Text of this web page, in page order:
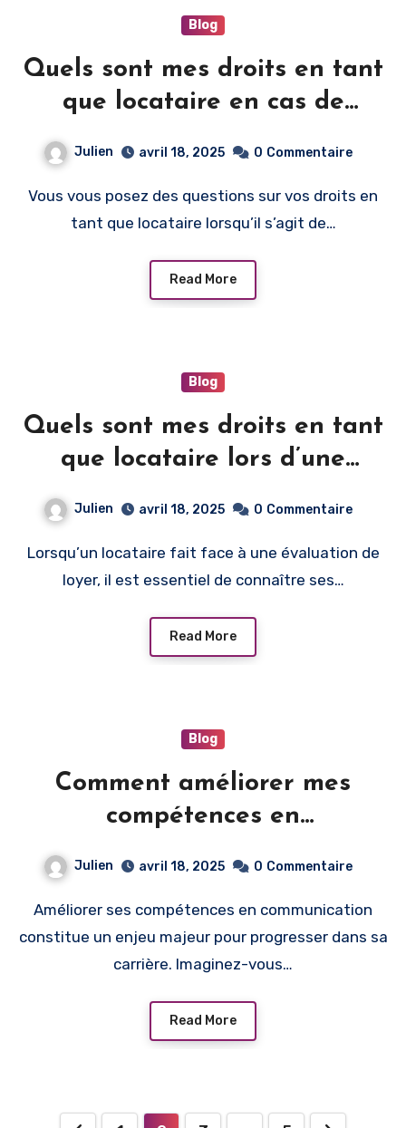
Blog
Quels sont mes droits en tant
que locataire en cas de
travaux dans mon logement ?
Julien avril 18, 2025 0 Commentaire
Vous vous posez des questions sur vos droits en
tant que locataire lorsqu’il s’agit de…
Read More
Blog
Quels sont mes droits en tant
que locataire lors d’une
Julien avril 18, 2025 0 Commentaire
Lorsqu’un locataire fait face à une évaluation de
loyer, il est essentiel de connaître ses…
Read More
Blog
Comment améliorer mes
compétences en
communication pour avancer
dans ma carrière ?
Julien avril 18, 2025 0 Commentaire
Améliorer ses compétences en communication
constitue un enjeu majeur pour progresser dans sa
carrière. Imaginez-vous…
Read More